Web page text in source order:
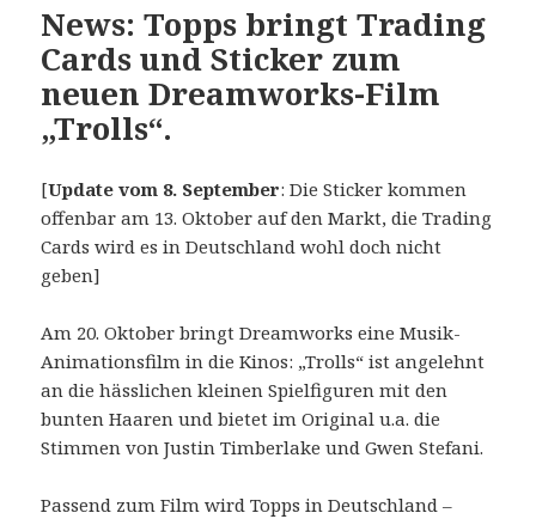
News: Topps bringt Trading
Cards und Sticker zum
neuen Dreamworks-Film
„Trolls“.
[Update vom 8. September: Die Sticker kommen
offenbar am 13. Oktober auf den Markt, die Trading
Cards wird es in Deutschland wohl doch nicht
geben]
Am 20. Oktober bringt Dreamworks eine Musik-
Animationsfilm in die Kinos: „Trolls“ ist angelehnt
an die hässlichen kleinen Spielfiguren mit den
bunten Haaren und bietet im Original u.a. die
Stimmen von Justin Timberlake und Gwen Stefani.
Passend zum Film wird Topps in Deutschland –